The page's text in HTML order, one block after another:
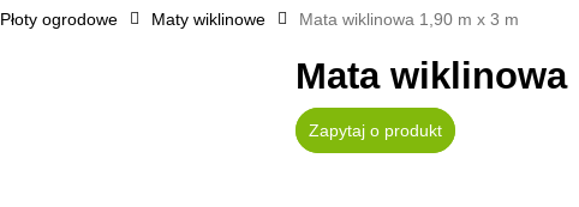
Płoty ogrodowe Maty wiklinowe Mata wiklinowa 1,90 m x 3 m
Mata wiklinowa
Zapytaj o produkt